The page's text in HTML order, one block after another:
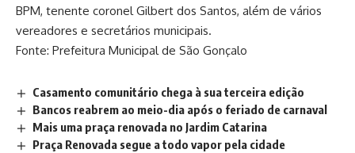
BPM, tenente coronel Gilbert dos Santos, além de vários
vereadores e secretários municipais.
Fonte: Prefeitura Municipal de São Gonçalo
Casamento comunitário chega à sua terceira edição
Bancos reabrem ao meio-dia após o feriado de carnaval
Mais uma praça renovada no Jardim Catarina
Praça Renovada segue a todo vapor pela cidade